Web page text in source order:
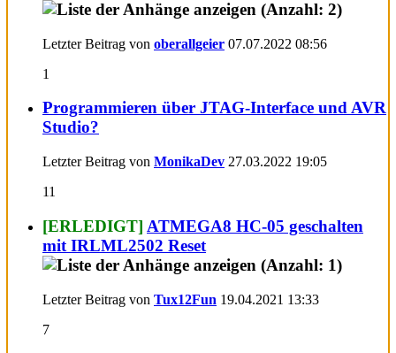
Letzter Beitrag von oberallgeier 07.07.2022 08:56
1
Programmieren über JTAG-Interface und AVR
Studio?
Letzter Beitrag von MonikaDev 27.03.2022 19:05
11
[ERLEDIGT] ATMEGA8 HC-05 geschalten
mit IRLML2502 Reset
Letzter Beitrag von Tux12Fun 19.04.2021 13:33
7